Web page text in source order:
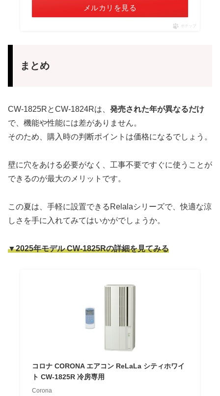
メルカリを見る
ポチップ
まとめ
CW-1825RとCW-1824Rは、 発売された年が異なるだけ
で、機能や性能には差がありません。
そのため、購入時の判断ポイントは価格になるでしょう。
壁に穴をあける必要がなく、工事不要ですぐに使うことが
できるのが最大のメリットです。
この夏は、手軽に設置できるRelalaシリーズで、快適な涼
しさを手に入れてみてはいかがでしょうか。
▼2025年モデル CW-1825Rの詳細を見てみる
コロナ CORONA エアコン ReLaLa シティホワイ
ト CW-1825R 冷房専用
Corona